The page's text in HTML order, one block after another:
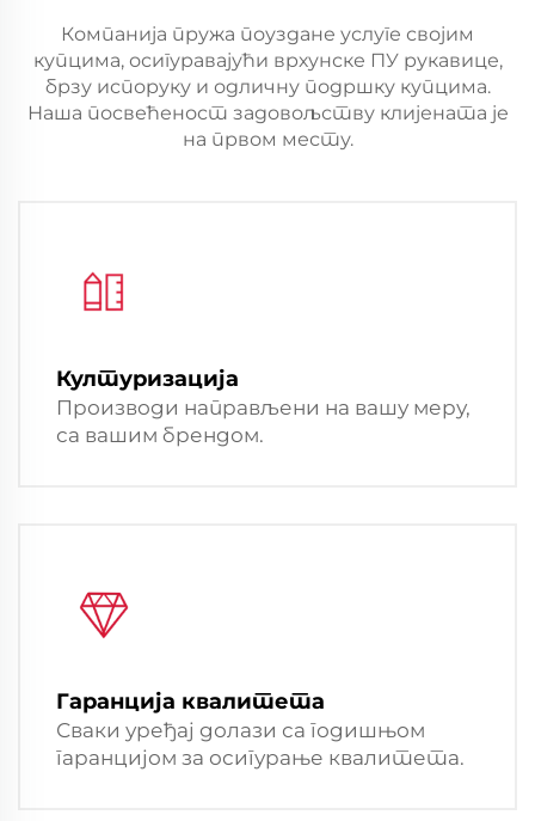
Компанија пружа поуздане услуге својим
купцима, осигуравајући врхунске ПУ рукавице,
брзу испоруку и одличну подршку купцима.
Наша посвећеност задовољству клијената је
на првом месту.
Културизација
Производи направљени на вашу меру,
са вашим брендом.
Гаранција квалитета
Сваки уређај долази са годишњом
гаранцијом за осигурање квалитета.